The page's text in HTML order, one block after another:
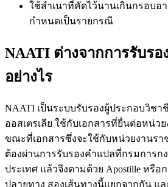
ใช้สำเนาที่คัดไว้นานเกินกรอบอ
กำหนดเป็นรายกรณี
NAATI ต่างจากการรับรอ
อย่างไร
NAATI เป็นระบบรับรองผู้ประกอบวิช
ออสเตรเลีย ใช้กับเอกสารที่ยื่นต่อหน่ว
ขณะที่เอกสารซึ่งจะใช้กับหน่วยงานรา
ต้องผ่านการรับรองคำแปลที่กรมการก
ประเทศ แล้วจึงตามด้วย Apostille หรื
ปลายทาง สองเส้นทางนี้แยกจากกัน แ